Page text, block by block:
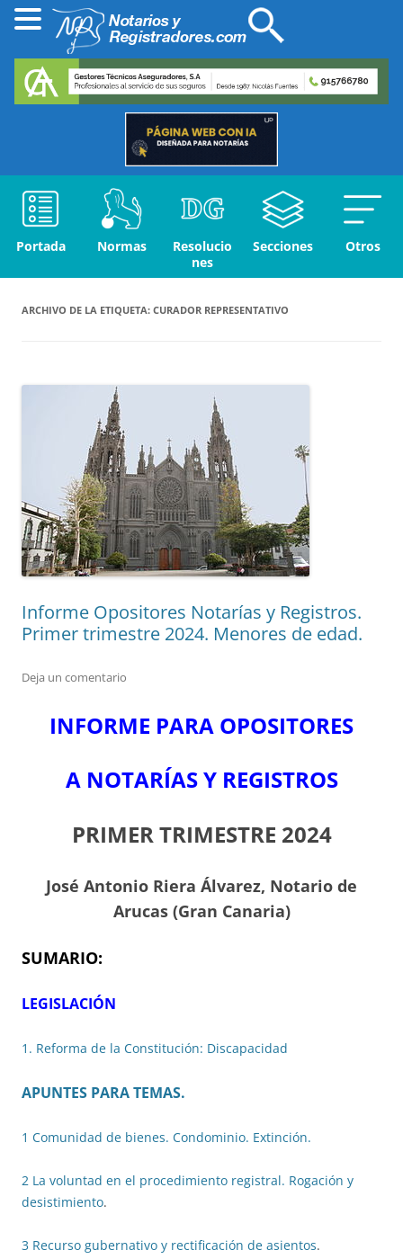
Portada Normas
Resolucio
nes
Secciones Otros
ARCHIVO DE LA ETIQUETA: CURADOR REPRESENTATIVO
Informe Opositores Notarías y Registros.
Primer trimestre 2024. Menores de edad.
Deja un comentario
INFORME PARA OPOSITORES
A NOTARÍAS Y REGISTROS
PRIMER TRIMESTRE 2024
José Antonio Riera Álvarez, Notario de
Arucas (Gran Canaria)
SUMARIO:
LEGISLACIÓN
1. Reforma de la Constitución: Discapacidad
APUNTES PARA TEMAS.
1 Comunidad de bienes. Condominio. Extinción.
2 La voluntad en el procedimiento registral. Rogación y
desistimiento.
3 Recurso gubernativo y rectificación de asientos.